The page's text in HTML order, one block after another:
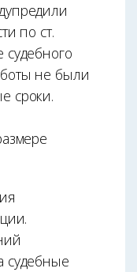
по ст.
не были
сроки.
судебные